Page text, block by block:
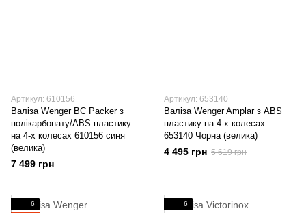
Артикул: 610156
Валіза Wenger BC Packer з
полікарбонату/ABS пластику
на 4-х колесах 610156 синя
(велика)
7 499 грн
Артикул: 653140
Валіза Wenger Amplar з ABS
пластику на 4-х колесах
653140 Чорна (велика)
4 495 грн 5 619 грн
6
6